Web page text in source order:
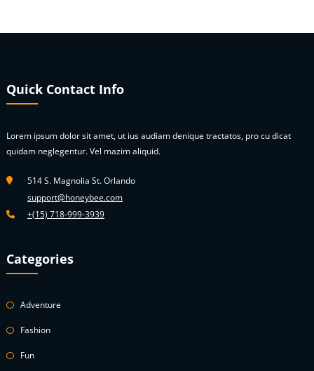
Quick Contact Info
Lorem ipsum dolor sit amet, ut ius audiam denique tractatos, pro cu dicat
quidam neglegentur. Vel mazim aliquid.
514 S. Magnolia St. Orlando
support@honeybee.com
+(15) 718-999-3939
Categories
Adventure
Fashion
Fun